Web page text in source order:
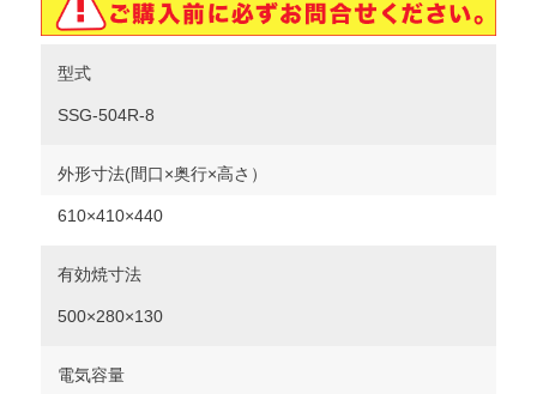
型式
SSG-504R-8
外形寸法(間口×奥行×高さ）
610×410×440
有効焼寸法
500×280×130
電気容量